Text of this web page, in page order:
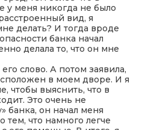
у меня никогда не было
вид, я
делать? И тогда вроде
банка начал
делала то, что он мне
слово. А потом заявила,
в моем дворе. И я
чтобы выяснить, что в
Это очень не
банка, он начал меня
тем, что намного легче